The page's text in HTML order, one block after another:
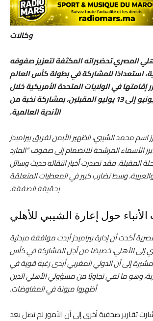
وكالات
المصري تحضيراته المكثفة لتعزيز صفوفه
استعدادًا للمشاركة في بطولة كأس العالم
المقرر إقامتها في الولايات المتحدة الأمريكية خلال
الفترة من 15 يونيو إلى 13 يوليو المقبلين، بمشاركة نخبة من
الأندية العالمية.
اسم محمد الشيبي، الظهير الأيمن لفريق بيراميدز
الأسماء المرشحة للانضمام إلى صفوف “المارد
المقبلة. فقد تصدرت أخبار انتقاله حديث وسائل
وسط تضارب كبير في المعطيات المتعلقة
بحقيقة الصفقة.
حول إعارة الشيبي للأهلي
أكدت أن إدارة بيراميدز أبدت موافقة مبدئية
إلى الأهلي، خصيصًا من أجل المشاركة في كأس
مشيرة إلى أن الدولي المغربي أبدى رغبة قوية في
وهو ما لقي تجاوبًا من مسؤولي الأهلي الذين
أظهروا مرونة في المفاوضات.
تقارير صحفية أخرى إلى أن الأمور لم تصل بعد